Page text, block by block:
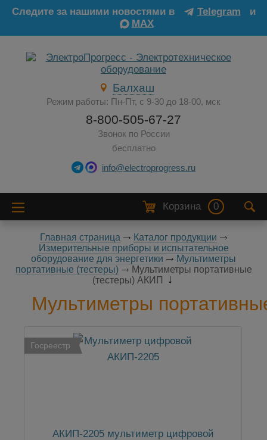
Следите за нашими новостями в Telegram
и
MAX
Балхаш
Режим работы: Пн-Пт, с 9-30 до 18-00, мск
8-800-505-67-27
Звонок по России
бесплатно
info@electroprogress.ru
Корзина 0
Главная страница
Каталог продукции
Измерительные приборы и испытательное
оборудование для энергетики
Мультиметры
портативные (тестеры)
Мультиметры портативные
(тестеры) АКИП
Мультиметры
Госреестр
АКИП-2205 мультиметр цифровой